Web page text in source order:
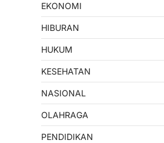
EKONOMI
HIBURAN
HUKUM
KESEHATAN
NASIONAL
OLAHRAGA
PENDIDIKAN